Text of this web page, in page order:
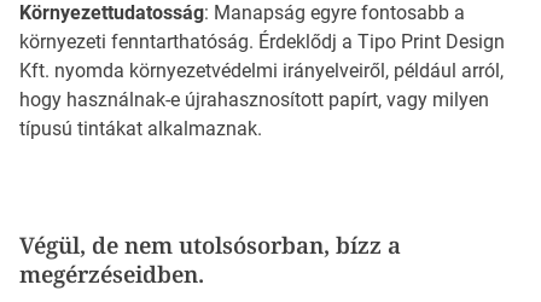
Környezettudatosság: Manapság egyre fontosabb a
környezeti fenntarthatóság. Érdeklődj a Tipo Print Design
Kft. nyomda környezetvédelmi irányelveiről, például arról,
hogy használnak-e újrahasznosított papírt, vagy milyen
típusú tintákat alkalmaznak.
Végül, de nem utolsósorban, bízz a
megérzéseidben.